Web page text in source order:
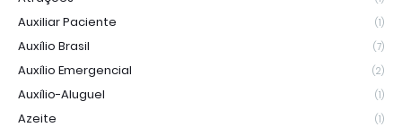
Auxiliar Paciente (1)
Auxílio Brasil (7)
Auxílio Emergencial (2)
Auxílio-Aluguel (1)
Azeite (1)